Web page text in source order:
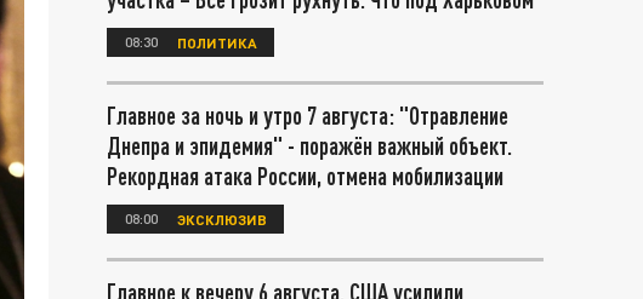
08:30 ПОЛИТИКА
Главное за ночь и утро 7 августа: "Отравление
Днепра и эпидемия" - поражён важный объект.
Рекордная атака России, отмена мобилизации
08:00 ЭКСКЛЮЗИВ
Главное к вечеру 6 августа. США усилили